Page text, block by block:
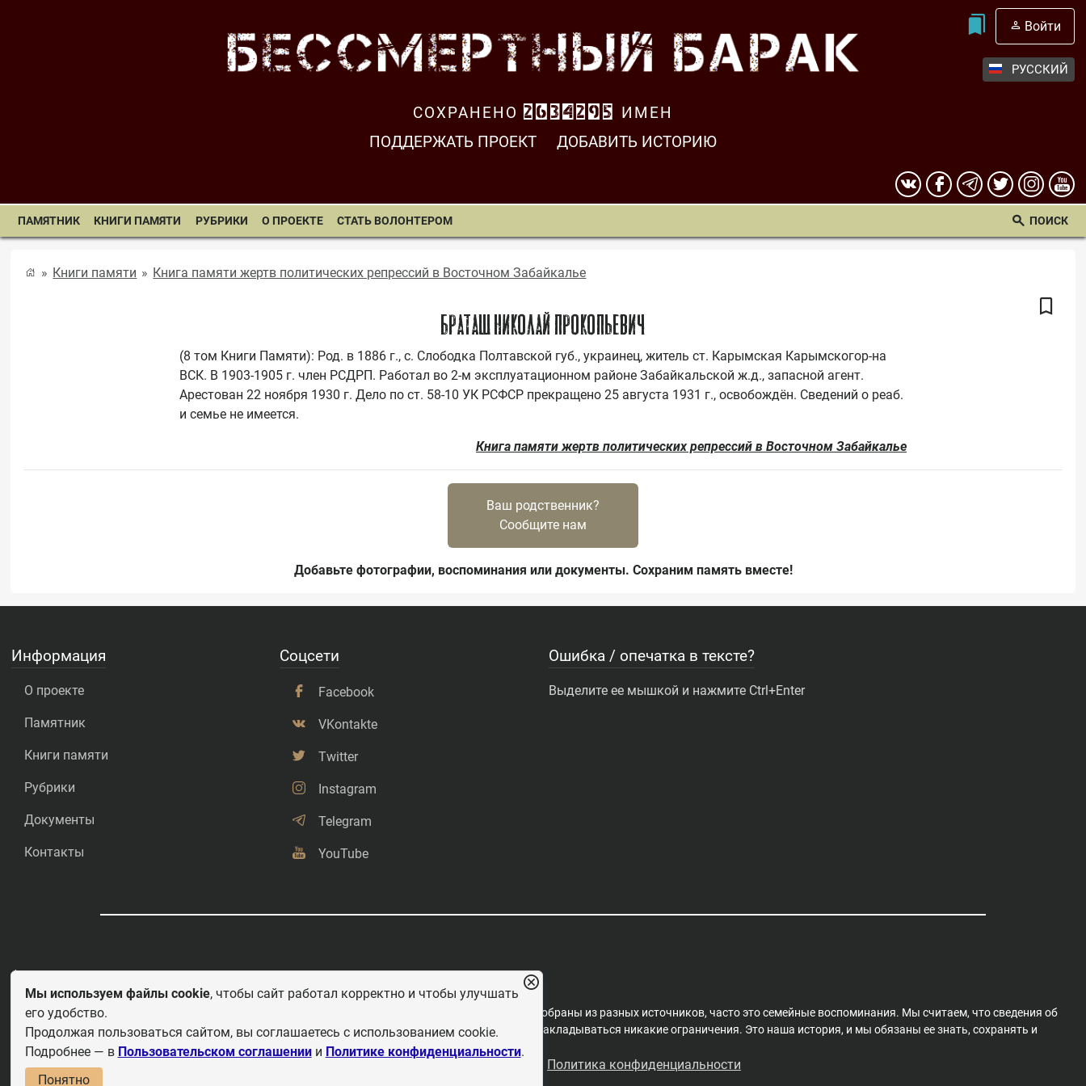
Войти
РУССКИЙ
СОХРАНЕНО 2634295
ИМЕН
ПОДДЕРЖАТЬ ПРОЕКТ
ДОБАВИТЬ ИСТОРИЮ
ПАМЯТНИК КНИГИ ПАМЯТИ РУБРИКИ О ПРОЕКТЕ СТАТЬ ВОЛОНТЕРОМ ПОИСК
Книги памяти Книга памяти жертв политических репрессий в Восточном Забайкалье
БРАТАШ НИКОЛАЙ ПРОКОПЬЕВИЧ
(8 том Книги Памяти): Род. в 1886 г., с. Слободка Полтавской губ., украинец, житель ст. Карымская Карымскогор-на
ВСК. В 1903-1905 г. член РСДРП. Работал во 2-м эксплуатационном районе Забайкальской ж.д., запасной агент.
Арестован 22 ноября 1930 г. Дело по ст. 58-10 УК РСФСР прекращено 25 августа 1931 г., освобождён. Сведений о реаб.
Книга памяти жертв политических репрессий в Восточном Забайкалье
Ваш родственник?
Сообщите нам
Добавьте фотографии, воспоминания или документы. Сохраним память вместе!
Информация
О проекте
Памятник
Книги памяти
Рубрики
Документы
Контакты
Соцсети
Facebook
VKontakte
Twitter
Instagram
Telegram
YouTube
Ошибка / опечатка в тексте?
Выделите ее мышкой и нажмите Ctrl+Enter
Любое использование и перепечатка материалов приветствуется редакцией проекта. Материалы собраны из разных источников, часто это семейные воспоминания. Мы считаем, что сведения об
этих важных страницах истории должны быть свободными для распространения, на них не могут накладываться никакие ограничения. Это наша история, и мы обязаны ее знать, сохранять и
рассказывать детям.
Политика конфиденциальности
Мы используем файлы cookie, чтобы сайт работал корректно и чтобы улучшать
его удобство.
Продолжая пользоваться сайтом, вы соглашаетесь с использованием cookie.
Подробнее — в Пользовательском соглашениии Политике конфиденциальности.
Понятно